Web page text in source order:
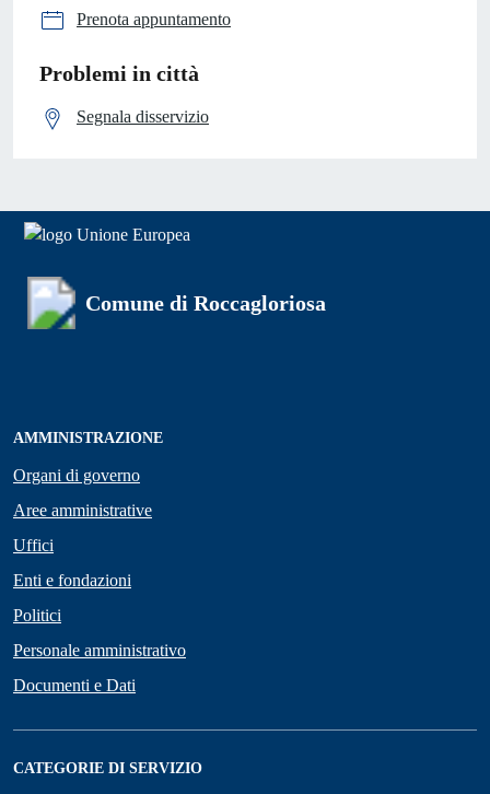
Prenota appuntamento
Problemi in città
Segnala disservizio
Comune di Roccagloriosa
AMMINISTRAZIONE
Organi di governo
Aree amministrative
Uffici
Enti e fondazioni
Politici
Personale amministrativo
Documenti e Dati
CATEGORIE DI SERVIZIO